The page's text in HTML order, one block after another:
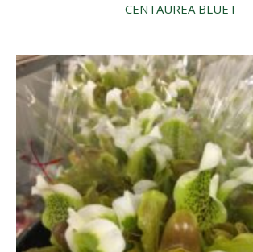
CENTAUREA BLUET